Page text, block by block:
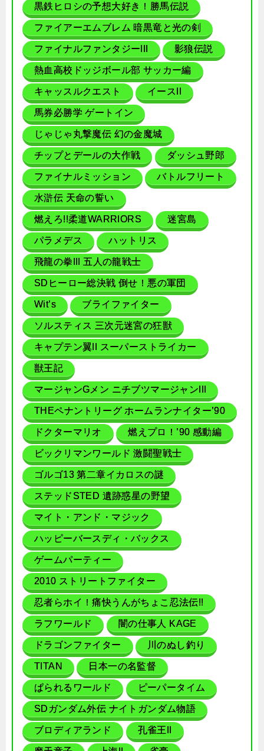
黒鉄ヒロシの予想大好き！勝馬伝説
ファイアーエムブレム 暗黒竜と光の剣
ファイナルファンタジーIII 影狼伝説
熱血高校ドッジボール部 サッカー編
キャッスルクエスト イースII
馬券必勝学 ゲートイン
じゃじゃ丸撃魔伝 幻の金魔城
チップとデールの大作戦 ダッシュ野郎
ファイナルミッション バトルフリート
水滸伝 天命の誓い
燃えろ!!柔道WARRIORS 迷宮島
パラメデス ハットリス
飛龍の拳III 五人の龍戦士
SDヒーロー総決戦 倒せ！悪の軍団
Wit’s ブライファイター
ソルスティス 三次元迷宮の狂獣
キャプテン翼II スーパーストライカー
獣王記
マージャンGメン ニチブツマージャンIII
THEペナントリーグ ホームランナイター’90
ドクターマリオ 燃えプロ！’90 感動編
ビックリマンワールド 激闘聖戦士
ゴルゴ13 第二章イカロスの謎
ステッドSTED 遺跡惑星の野望
マイト・アンド・マジック
ハッピーバースディ・バックス
ゲームパーティー
2010 ストリートファイター
忍者らホイ！痛快うんがちょこ忍法伝!!
ラフワールド 闇の仕事人 KAGE
ドラゴンファイター 川のぬし釣り
TITAN 日本一の名監督
ぱられるワールド ピーパータイム
SDガンダム外伝 ナイトガンダム物語
ブロディアランド 孔雀王II